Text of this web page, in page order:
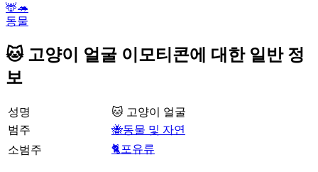
🦌🦔
동물
🐱 고양이 얼굴 이모티콘에 대한 일반 정
보
성명
🐱 고양이 얼굴
범주
🐝동물 및 자연
소범주
🐈포유류